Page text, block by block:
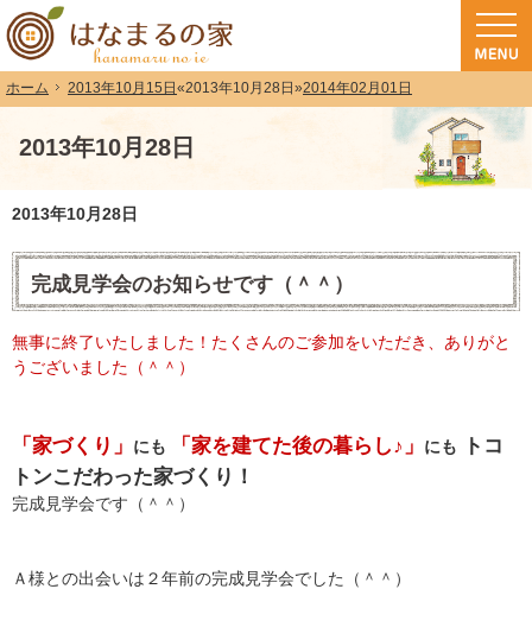
ホーム 2013年10月15日 «2013年10月28日 »2014年02月01日
2013年10月28日
和歌山（和歌山市・岩出市・海南市・紀の川市）で注文住宅(長期優良住宅・
注文住宅・高気密高断熱・長期優良住宅・ZEH・耐震なら（和歌山・和歌山市）
2013年10月28日
完成見学会のお知らせです（＾＾）
無事に終了いたしました！たくさんのご参加をいただき、ありがと
うございました（＾＾）
「家づくり」 にも 「家を建てた後の暮らし♪」 にも
トコ
トンこだわった家づくり！
完成見学会です（＾＾）
Ａ様との出会いは２年前の完成見学会でした（＾＾）